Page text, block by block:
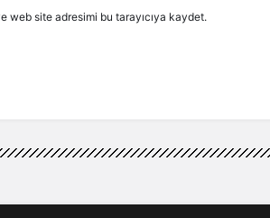
web site adresimi bu tarayıcıya kaydet.